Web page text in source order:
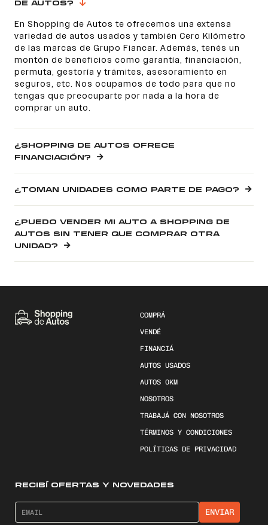
DE AUTOS?
En Shopping de Autos te ofrecemos una extensa
variedad de autos usados y también Cero Kilómetro
de las marcas de Grupo Fiancar. Además, tenés un
montón de beneficios como garantía, financiación,
permuta, gestoría y trámites, asesoramiento en
seguros, etc. Nos ocupamos de todo para que no
tengas que preocuparte por nada a la hora de
comprar un auto.
¿SHOPPING DE AUTOS OFRECE
FINANCIACIÓN?
¿TOMAN UNIDADES COMO PARTE DE PAGO?
¿PUEDO VENDER MI AUTO A SHOPPING DE
AUTOS SIN TENER QUE COMPRAR OTRA
UNIDAD?
COMPRÁ
VENDÉ
FINANCIÁ
AUTOS USADOS
AUTOS 0KM
NOSOTROS
TRABAJÁ CON NOSOTROS
TÉRMINOS Y CONDICIONES
POLÍTICAS DE PRIVACIDAD
RECIBÍ OFERTAS Y NOVEDADES